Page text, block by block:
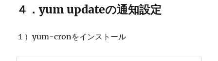
４．yum updateの通知設定
１）yum-cronをインストール